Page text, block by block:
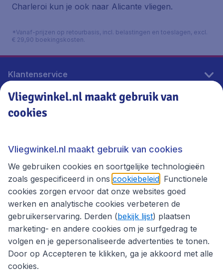
Charleroi kun je ook naar Alicante vliegen.
*Vanaf-prijzen op retourbasis, incl. belastingen en toeslagen, excl.
€ 29,90 boekingskosten.
Klantenservice
Vliegwinkel.nl
Thema's
Vliegwinkel.nl maakt gebruik van
cookies
Vliegwinkel.nl maakt gebruik van cookies
We gebruiken cookies en soortgelijke technologieën
zoals gespecificeerd in ons cookiebeleid . Functionele
cookies zorgen ervoor dat onze websites goed
werken en analytische cookies verbeteren de
gebruikerservaring. Derden (bekijk lijst) plaatsen
marketing- en andere cookies om je surfgedrag te
volgen en je gepersonaliseerde advertenties te tonen.
Door op Accepteren te klikken, ga je akkoord met alle
cookies.